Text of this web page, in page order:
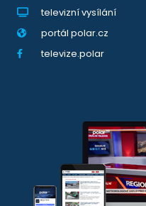
televizní vysílání
portál polar.cz
televize.polar